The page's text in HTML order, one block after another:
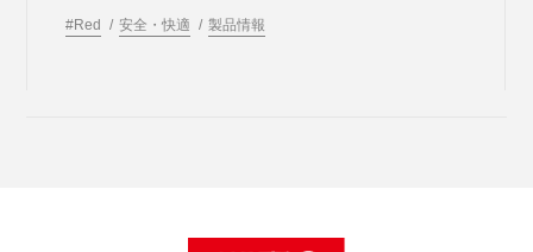
#Red 安全・快適 製品情報